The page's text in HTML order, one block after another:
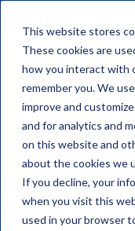
This website stores
These cookies are
how you interact with
remember you. We
improve and
and for analytics and
on this website and
about the cookies we
If you decline, your
when you visit this
used in your browser